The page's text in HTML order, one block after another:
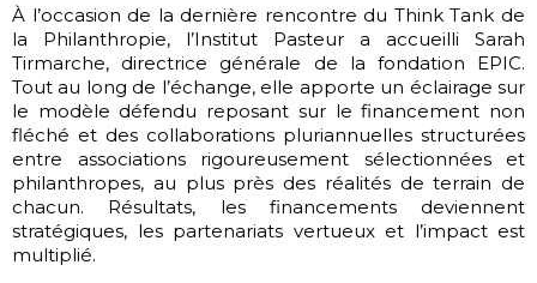
À l’occasion de la dernière rencontre du Think Tank de
la Philanthropie, l’Institut Pasteur a accueilli Sarah
Tirmarche, directrice générale de la fondation EPIC.
Tout au long de l’échange, elle apporte un éclairage sur
le modèle défendu reposant sur le financement non
fléché et des collaborations pluriannuelles structurées
entre associations rigoureusement sélectionnées et
philanthropes, au plus près des réalités de terrain de
chacun. Résultats, les financements deviennent
stratégiques, les partenariats vertueux et l’impact est
multiplié.